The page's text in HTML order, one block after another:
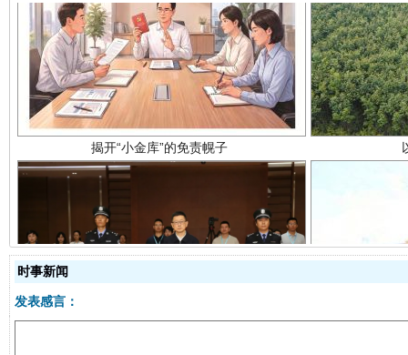
揭开“小金库”的免责幌子
受贿1.44亿！段成刚被判无期 从幼
时事新闻
发表感言：